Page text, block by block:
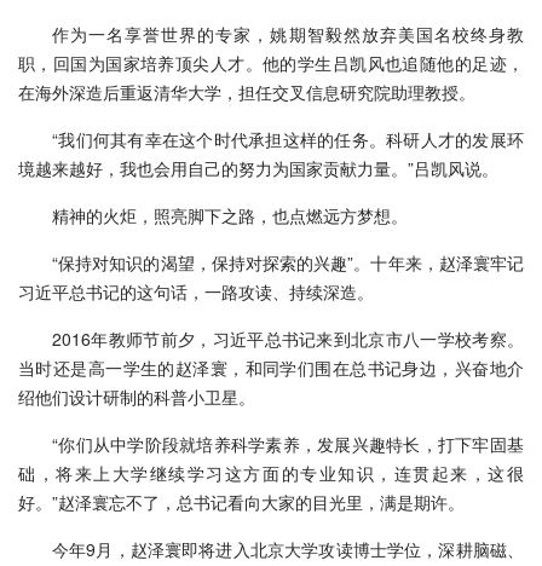
作为一名享誉世界的专家，姚期智毅然放弃美国名校终身教
职，回国为国家培养顶尖人才。他的学生吕凯风也追随他的足迹，
在海外深造后重返清华大学，担任交叉信息研究院助理教授。
“我们何其有幸在这个时代承担这样的任务。科研人才的发展环
境越来越好，我也会用自己的努力为国家贡献力量。”吕凯风说。
精神的火炬，照亮脚下之路，也点燃远方梦想。
“保持对知识的渴望，保持对探索的兴趣”。十年来，赵泽寰牢记
习近平总书记的这句话，一路攻读、持续深造。
2016年教师节前夕，习近平总书记来到北京市八一学校考察。
当时还是高一学生的赵泽寰，和同学们围在总书记身边，兴奋地介
绍他们设计研制的科普小卫星。
“你们从中学阶段就培养科学素养，发展兴趣特长，打下牢固基
础，将来上大学继续学习这方面的专业知识，连贯起来，这很
好。”赵泽寰忘不了，总书记看向大家的目光里，满是期许。
今年9月，赵泽寰即将进入北京大学攻读博士学位，深耕脑磁、